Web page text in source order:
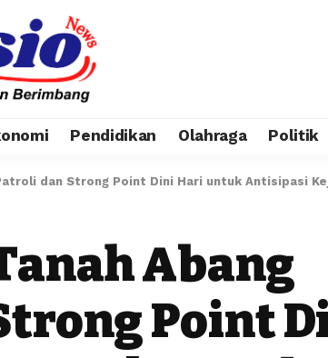
Pendidikan Olahraga Politik
dan Strong Point Dini Hari untuk Antisipasi
Abang
Point